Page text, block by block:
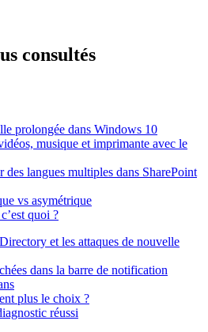
consultés
prolongée dans Windows 10
musique et imprimante avec le
des langues multiples dans SharePoint
vs asymétrique
quoi ?
et les attaques de nouvelle
dans la barre de notification
plus le choix ?
réussi